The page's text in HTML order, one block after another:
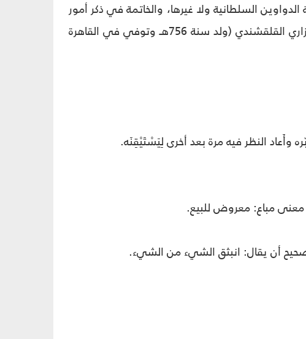
السلطانية ولا غيرها، والخاتمة في ذكر أمور
تتعلّق بديوان الإنشاء غير أمور الكتابة. مؤلف الكتاب هو أحمد بن علي الفزاري القلقشندي (ولد سنة 756هـ وتوفي في القاهرة
النظر فيه مرة بعد أخرى لِيَسْتَيْقِنَه.
مباع: معروض للبيع.
أن يقال: انبثق الشيء من الشيء.